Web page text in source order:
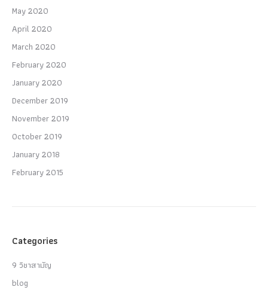
May 2020
April 2020
March 2020
February 2020
January 2020
December 2019
November 2019
October 2019
January 2018
February 2015
Categories
9 วิชาสามัญ
blog